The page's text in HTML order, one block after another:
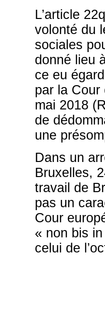
L’article
volonté du
sociales
donné lieu
ce eu
par la Cour
mai 2018
de
une
Dans un
Bruxelles,
travail de
pas un
Cour
« non bis
celui de